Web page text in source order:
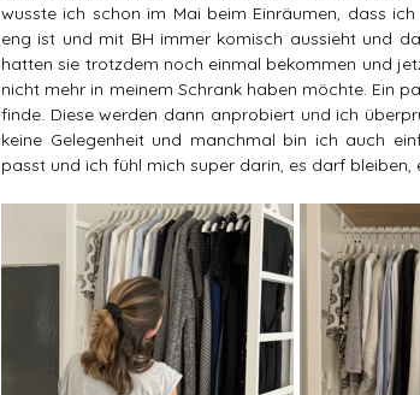
wusste ich schon im Mai beim Einräumen, dass
eng ist und mit BH immer komisch aussieht und
hatten sie trotzdem noch einmal bekommen und
nicht mehr in meinem Schrank haben möchte. Ein
finde. Diese werden dann anprobiert und ich
keine Gelegenheit und manchmal bin ich auch
passt und ich fühl mich super darin, es darf bleiben,